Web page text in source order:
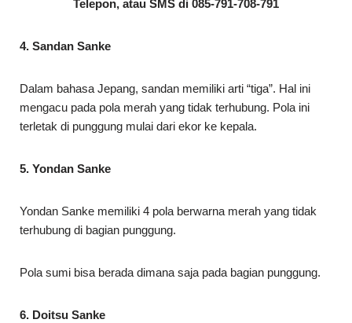
Telepon, atau SMS di 085-791-708-791
4. Sandan Sanke
Dalam bahasa Jepang, sandan memiliki arti “tiga”. Hal ini
mengacu pada pola merah yang tidak terhubung. Pola ini
terletak di punggung mulai dari ekor ke kepala.
5. Yondan Sanke
Yondan Sanke memiliki 4 pola berwarna merah yang tidak
terhubung di bagian punggung.
Pola sumi bisa berada dimana saja pada bagian punggung.
6. Doitsu Sanke